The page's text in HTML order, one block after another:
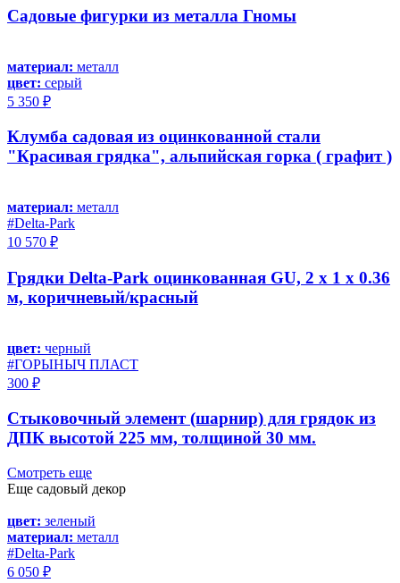
Садовые фигурки из металла Гномы
материал: металл
цвет: серый
5 350 ₽
Клумба садовая из оцинкованной стали
"Красивая грядка", альпийская горка ( графит )
материал: металл
#Delta-Park
10 570 ₽
Грядки Delta-Park оцинкованная GU, 2 х 1 х 0.36
м, коричневый/красный
цвет: черный
#ГОРЫНЫЧ ПЛАСТ
300 ₽
Стыковочный элемент (шарнир) для грядок из
ДПК высотой 225 мм, толщиной 30 мм.
Смотреть еще
Еще садовый декор
цвет: зеленый
материал: металл
#Delta-Park
6 050 ₽